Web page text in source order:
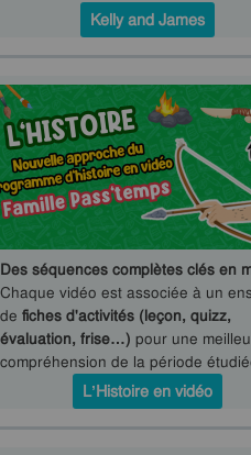
Kelly and James
Des séquences complètes clés en
Chaque vidéo est associée à un
de fiches d'activités (leçon, quizz,
évaluation, frise…) pour une
compréhension de la période
L’Histoire en vidéo